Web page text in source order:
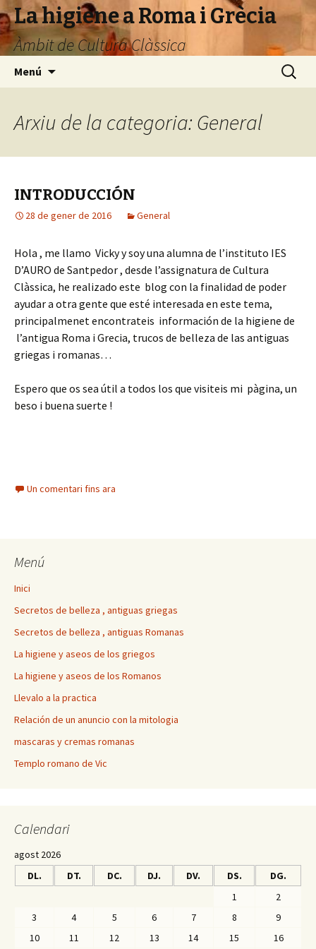
La higiene a Roma i Grècia
Àmbit de Cultura Clàssica
Menú Cerca:
Arxiu de la categoria: General
INTRODUCCIÓN
28 de gener de 2016 General
Hola , me llamo Vicky y soy una alumna de l’instituto IES
D’AURO de Santpedor , desde l’assignatura de Cultura
Clàssica, he realizado este blog con la finalidad de poder
ayudar a otra gente que esté interesada en este tema,
principalmenet encontrateis información de la higiene de
l’antigua Roma i Grecia, trucos de belleza de las antiguas
griegas i romanas…
Espero que os sea útil a todos los que visiteis mi pàgina, un
beso i buena suerte !
Un comentari fins ara
Menú
Inici
Secretos de belleza , antiguas griegas
Secretos de belleza , antiguas Romanas
La higiene y aseos de los griegos
La higiene y aseos de los Romanos
Llevalo a la practica
Relación de un anuncio con la mitologia
mascaras y cremas romanas
Templo romano de Vic
Calendari
agost 2026
DL.
DT. DC. DJ. DV. DS. DG.
1
2
3
4 5 6 7 8
9
10
11 12 13 14 15
16